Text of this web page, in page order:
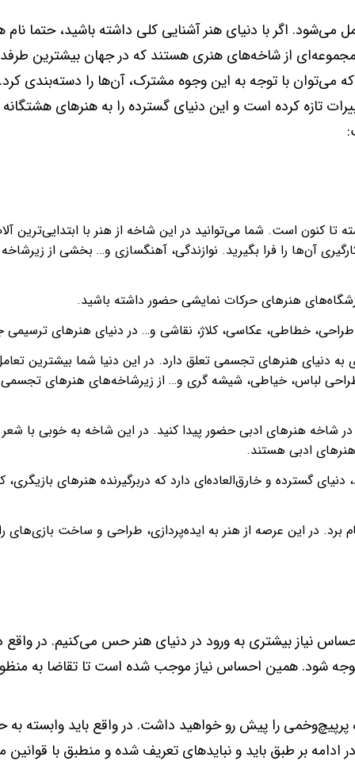
اگر با دنیای هنر آشنایی کلی داشته باشید، حتما نام
از شاخه‌های هنری هستند که در جهان بیشترین
می‌توان با توجه به این وجوه مشترک، آن‌ها را دسته‌بندی کرد.
تازه کرده است و این دنیای گسترده را به هنرهای هشتگانه
تا کنون است. شما می‌توانید در این شاخه از هنر با ابتدایی‌ترین
آن‌ها را فرا بگیرید. نوازندگی، آهنگسازی و… بخشی از
هنرهای حرکات نمایشی حضور داشته باشید.
خطاطی، عکاسی، کلاژ، نقاشی و… در دنیای هنرهای ترسیمی
هنرهای تجسمی تعلق دارد. در این دنیا شما بیشترین
لباس، خیاطی، شیشه گری و… از زیرشاخه‌های هنرهای تجسمی
در شاخه هنرهای ادبی حضور پیدا کنید. در این شاخه به خوبی با
ادبی هستند.
گسترده و خارق‌العاده‌ای دارد که دربرگیرنده هنرهای بازیگری،
در این عرصه از هنر به ایده‌پردازی، طراحی و ساخت بازی‌های
نیاز بیشتری به ورود در دنیای هنر حس می‌کنیم. در واقع
شود. همین احساس نیاز موجب شده است تا تقاضا به
پرپیچ‌و‌خمی را پیش رو خواهید داشت. در واقع باید وابسته به
بر طبق باید و نبایدهای تعریف شده و منطبق با قوانین